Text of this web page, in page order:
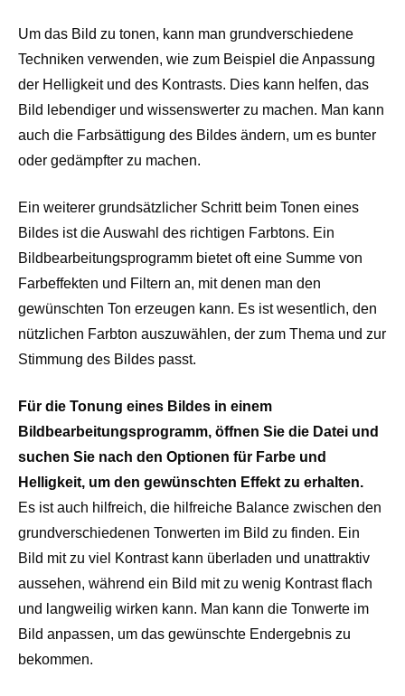
Um das Bild zu tonen, kann man grundverschiedene
Techniken verwenden, wie zum Beispiel die Anpassung
der Helligkeit und des Kontrasts. Dies kann helfen, das
Bild lebendiger und wissenswerter zu machen. Man kann
auch die Farbsättigung des Bildes ändern, um es bunter
oder gedämpfter zu machen.
Ein weiterer grundsätzlicher Schritt beim Tonen eines
Bildes ist die Auswahl des richtigen Farbtons. Ein
Bildbearbeitungsprogramm bietet oft eine Summe von
Farbeffekten und Filtern an, mit denen man den
gewünschten Ton erzeugen kann. Es ist wesentlich, den
nützlichen Farbton auszuwählen, der zum Thema und zur
Stimmung des Bildes passt.
Für die Tonung eines Bildes in einem
Bildbearbeitungsprogramm, öffnen Sie die Datei und
suchen Sie nach den Optionen für Farbe und
Helligkeit, um den gewünschten Effekt zu erhalten.
Es ist auch hilfreich, die hilfreiche Balance zwischen den
grundverschiedenen Tonwerten im Bild zu finden. Ein
Bild mit zu viel Kontrast kann überladen und unattraktiv
aussehen, während ein Bild mit zu wenig Kontrast flach
und langweilig wirken kann. Man kann die Tonwerte im
Bild anpassen, um das gewünschte Endergebnis zu
bekommen.